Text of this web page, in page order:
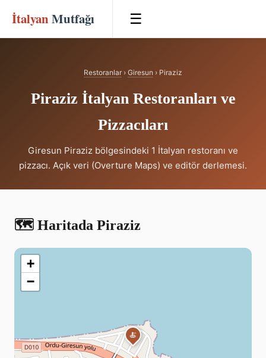
İtalyan Mutfağı ☰
Restoranlar › Giresun › Piraziz
Piraziz İtalyan Restoranları ve
Pizzacıları
Giresun Piraziz bölgesindeki 1 İtalyan restoranı ve
pizzacı. Açık veri (Overture Maps) ve editör derlemesi.
🗺️ Haritada Piraziz
🍝
+
−